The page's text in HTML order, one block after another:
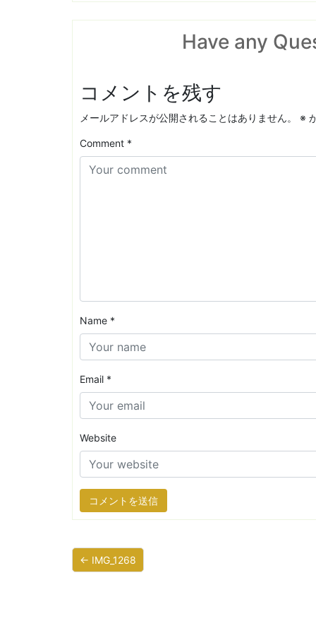
Have any
コメントを残す
メールアドレスが公開されることはありません。 ※
Comment *
Name *
Email *
Website
← IMG_1268